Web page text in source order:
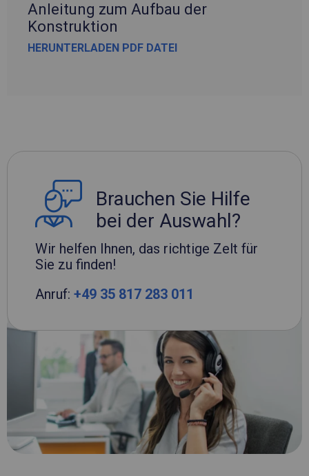
Anleitung zum Aufbau der
Konstruktion
HERUNTERLADEN PDF DATEI
Brauchen Sie Hilfe
bei der Auswahl?
Wir helfen Ihnen, das richtige Zelt für
Sie zu finden!
Anruf: +49 35 817 283 011